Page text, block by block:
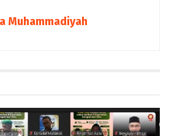
Muhammadiyah